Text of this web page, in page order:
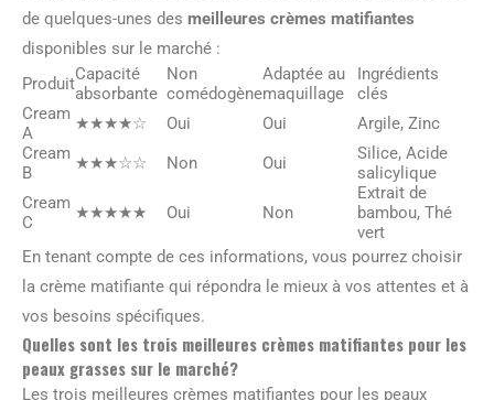
de quelques-unes des meilleures crèmes matifiantes
disponibles sur le marché :
ProduitCapacité
absorbante
Non
comédogène
Adaptée au
maquillage
Ingrédients
clés
Cream
A
★★★★☆ Oui Oui
Argile, Zinc
Cream
B
★★★☆☆ Non Oui
Silice, Acide
salicylique
Cream
C
★★★★★ Oui Non
Extrait de
bambou, Thé
vert
En tenant compte de ces informations, vous pourrez choisir
la crème matifiante qui répondra le mieux à vos attentes et à
vos besoins spécifiques.
Quelles sont les trois meilleures crèmes matifiantes pour les
peaux grasses sur le marché?
Les trois meilleures crèmes matifiantes pour les peaux